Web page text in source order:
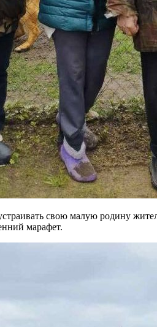
свою малую родину
марафет.